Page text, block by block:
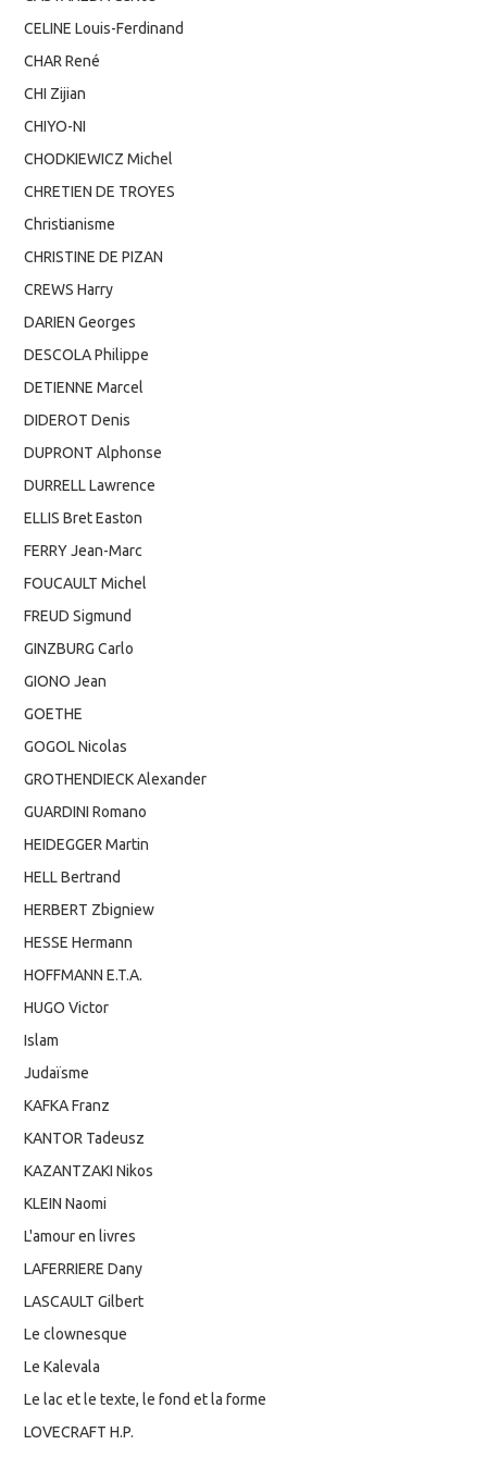
CELINE Louis-Ferdinand
CHAR René
CHI Zijian
CHIYO-NI
CHODKIEWICZ Michel
CHRETIEN DE TROYES
Christianisme
CHRISTINE DE PIZAN
CREWS Harry
DARIEN Georges
DESCOLA Philippe
DETIENNE Marcel
DIDEROT Denis
DUPRONT Alphonse
DURRELL Lawrence
ELLIS Bret Easton
FERRY Jean-Marc
FOUCAULT Michel
FREUD Sigmund
GINZBURG Carlo
GIONO Jean
GOETHE
GOGOL Nicolas
GROTHENDIECK Alexander
GUARDINI Romano
HEIDEGGER Martin
HELL Bertrand
HERBERT Zbigniew
HESSE Hermann
HOFFMANN E.T.A.
HUGO Victor
Islam
Judaïsme
KAFKA Franz
KANTOR Tadeusz
KAZANTZAKI Nikos
KLEIN Naomi
L'amour en livres
LAFERRIERE Dany
LASCAULT Gilbert
Le clownesque
Le Kalevala
Le lac et le texte, le fond et la forme
LOVECRAFT H.P.